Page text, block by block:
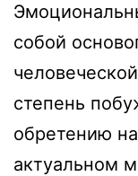
собой
степень
обретению
актуальном